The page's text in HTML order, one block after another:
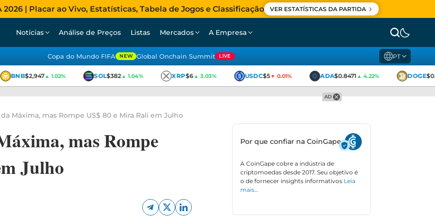
| Placar ao Vivo, Estatísticas, Tabela de Jogos e Classificação VER ESTATÍSTICAS DA PARTIDA
Notícias Análise de Preços Listas Mercados A Empresa
Copa do Mundo FIFA NEW Global Onchain Summit LIVE PT
BNB$2,947▲ 1.02% SOL$382▲ 1.04% XRP$6▲ 3.03% USDC$5▼ 0.01% ADA$0.8471▲ 4.22% DOGE
AD
da Máxima, mas Rompe US$ 80 e Mira Rali em Julho
mas Rompe
Julho
Por que confiar na CoinGape
A CoinGape cobre a indústria de
criptomoedas desde 2017. Seu objetivo é
o de fornecer insights informativos Leia
mais…